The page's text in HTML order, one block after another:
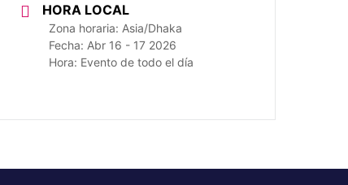
HORA LOCAL
Zona horaria: Asia/Dhaka
Fecha: Abr 16 - 17 2026
Hora: Evento de todo el día